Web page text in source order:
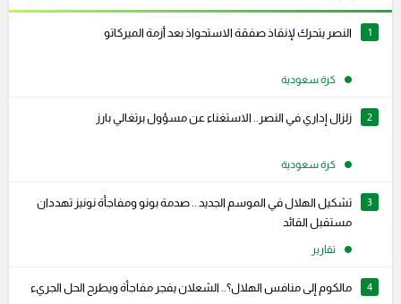
1 النصر يتحرك لإنقاذ صفقة الاستحواذ بعد أزمة الميركاتو
كرة سعودية
2 زلزال إداري في النصر.. الاستغناء عن مسؤول برتغالي بارز
كرة سعودية
3
تشكيل الهلال في الموسم الجديد .. صدمة بونو ومفاجأة نونيز تهددان
مستقبل القائد
تقارير
4 مالكوم إلى منافس الهلال؟.. الشعلان يفجر مفاجأة ويطرح الحل الجريء